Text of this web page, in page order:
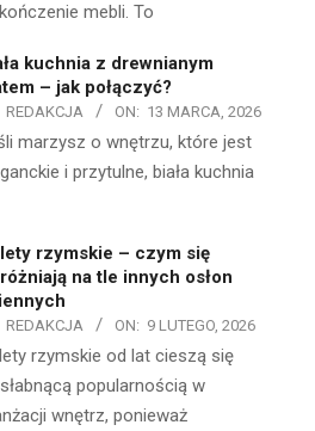
mebli. To
kuchnia z drewnianym
– jak połączyć?
REDAKCJA ON: 13 MARCA, 2026
marzysz o wnętrzu, które jest
i przytulne, biała kuchnia
rzymskie – czym się
na tle innych osłon
REDAKCJA ON: 9 LUTEGO, 2026
rzymskie od lat cieszą się
popularnością w
wnętrz, ponieważ